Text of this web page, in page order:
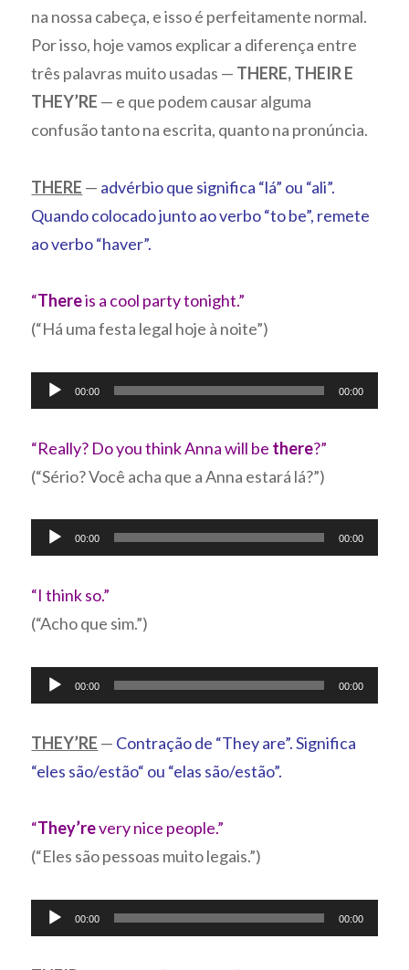
na nossa cabeça, e isso é perfeitamente normal.
Por isso, hoje vamos explicar a diferença entre
três palavras muito usadas — THERE, THEIR E
THEY’RE — e que podem causar alguma
confusão tanto na escrita, quanto na pronúncia.
THERE — advérbio que significa “lá” ou “ali”.
Quando colocado junto ao verbo “to be”, remete
ao verbo “haver”.
“Thereis a cool party tonight.”
(“Há uma festa legal hoje à noite”)
Tocador
de
00:00 00:00
“Really? Do you think Anna will be there?”
(“Sério? Você acha que a Anna estará lá?”)
Tocador
de
00:00 00:00
“I think so.”
(“Acho que sim.”)
Tocador
de
00:00 00:00
THEY’RE — Contração de “They are”. Significa
“eles são/estão“ ou “elas são/estão”.
“They’revery nice people.”
(“Eles são pessoas muito legais.”)
Tocador
de
00:00 00:00